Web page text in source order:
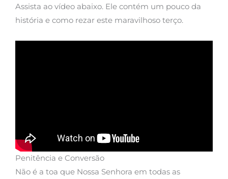
Assista ao vídeo abaixo. Ele contém um pouco da
história e como rezar este maravilhoso terço.
Penitência e Conversão
Não é a toa que Nossa Senhora em todas as